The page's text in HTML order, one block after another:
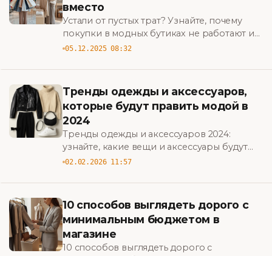
вместо
Устали от пустых трат? Узнайте, почему
покупки в модных бутиках не работают и
какие шаги выбрать вместо, чтобы
05.12.2025 08:32
Тренды одежды и аксессуаров,
которые будут править модой в
2024
Тренды одежды и аксессуаров 2024:
узнайте, какие вещи и аксессуары будут
править модой — практичные советы по
02.02.2026 11:57
10 способов выглядеть дорого с
минимальным бюджетом в
магазине
10 способов выглядеть дорого с